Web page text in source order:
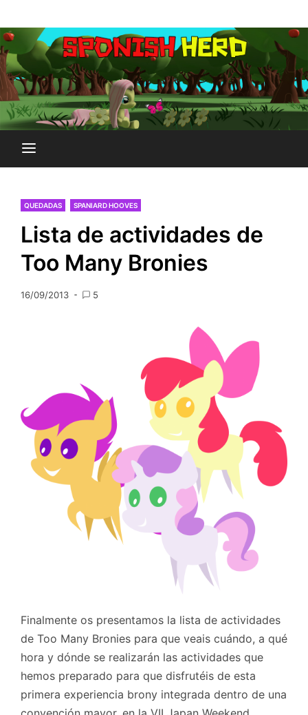
al
contenido
SPONISH HERD
QUEDADAS SPANIARD HOOVES
Lista de actividades de
Too Many Bronies
16/09/2013 5
Finalmente os presentamos la lista de actividades
de Too Many Bronies para que veais cuándo, a qué
hora y dónde se realizarán las actividades que
hemos preparado para que disfrutéis de esta
primera experiencia brony integrada dentro de una